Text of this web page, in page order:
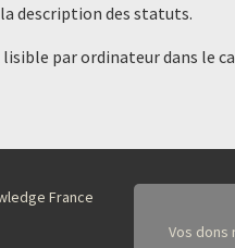
description des statuts.
par ordinateur dans le
France
Vos dons